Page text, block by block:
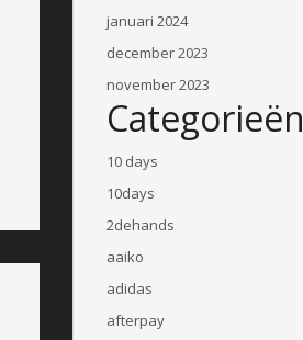
januari 2024
december 2023
november 2023
Categorieën
10 days
10days
2dehands
aaiko
adidas
afterpay